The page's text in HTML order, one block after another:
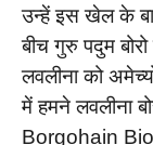
उन्हें इस खेल के
बीच गुरु पदुम
लवलीना को
में हमने लवलीना
Borgohain